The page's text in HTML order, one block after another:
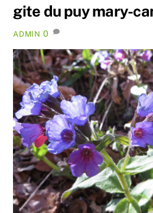
gite du puy mary-
ADMIN 0